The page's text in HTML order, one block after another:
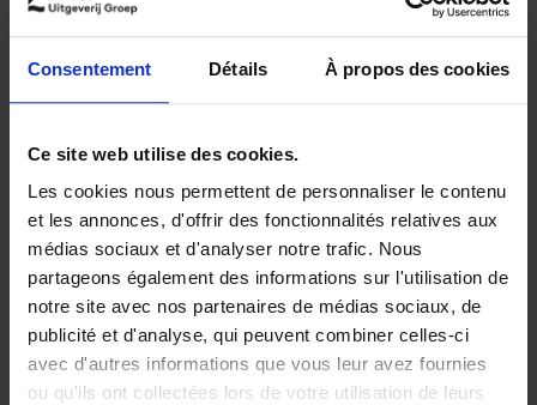
Consentement Détails À propos des cookies
Ce site web utilise des cookies.
Les cookies nous permettent de personnaliser le contenu
et les annonces, d'offrir des fonctionnalités relatives aux
médias sociaux et d'analyser notre trafic. Nous
partageons également des informations sur l'utilisation de
notre site avec nos partenaires de médias sociaux, de
publicité et d'analyse, qui peuvent combiner celles-ci
avec d'autres informations que vous leur avez fournies
ou qu'ils ont collectées lors de votre utilisation de leurs
Ajouter au panier
Trends in the Transformation
Economy